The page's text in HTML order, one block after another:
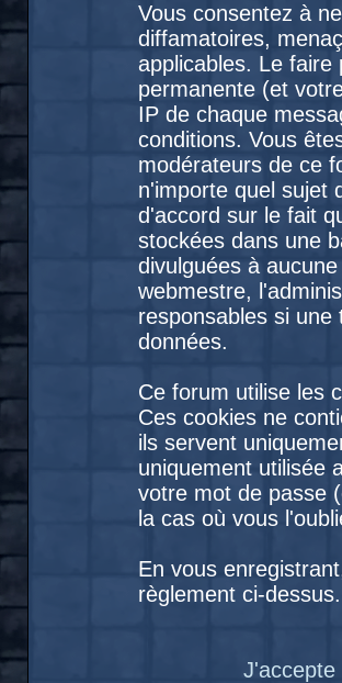
Vous consentez à
diffamatoires,
applicables. Le
permanente (et
IP de chaque
conditions. Vous
modérateurs de ce
n'importe quel sujet
d'accord sur le fait
stockées dans une
divulguées à
webmestre,
responsables si
données.
Ce forum utilise les
Ces cookies ne
ils servent
uniquement utilisée
votre mot de passe
la cas où vous
En vous
règlement ci-dessus.